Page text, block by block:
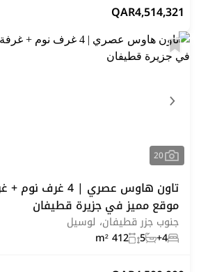
4,514,321
QAR
20
تاون هاوس عصري | 4
موقع مميز في جزيرة قطيفان
جنوب جزر قطيفان، لوسيل
4+
5
412 m²